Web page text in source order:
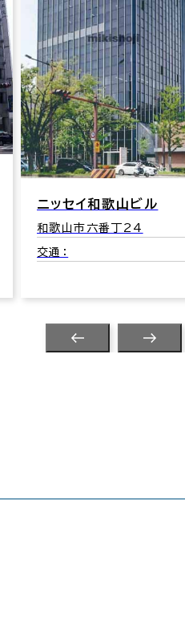
和歌山六番丁８０１ビル
和歌山市六番丁5
交通：